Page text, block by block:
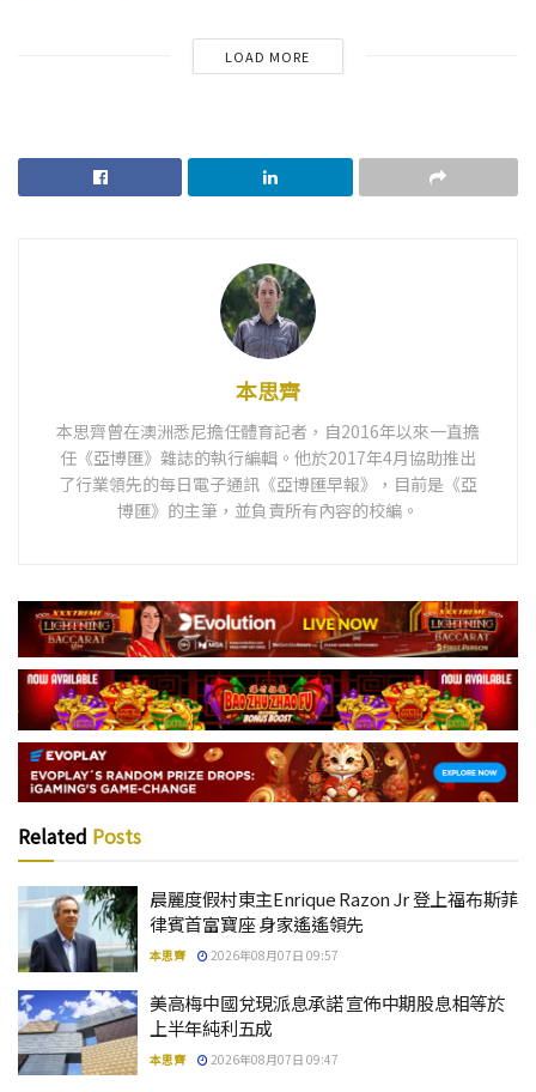
LOAD MORE
本思齊
本思齊曾在澳洲悉尼擔任體育記者，自2016年以來一直擔
任《亞博匯》雜誌的執行編輯。他於2017年4月協助推出
了行業領先的每日電子通訊《亞博匯早報》，目前是《亞
博匯》的主筆，並負責所有內容的校編。
Related Posts
晨麗度假村東主Enrique Razon Jr 登上福布斯菲
律賓首富寶座 身家遙遙領先
本思齊 2026年08月07日 09:57
美高梅中國兌現派息承諾 宣佈中期股息相等於
上半年純利五成
本思齊 2026年08月07日 09:47